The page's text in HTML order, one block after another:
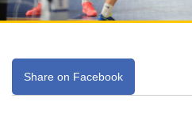
Share on Facebook